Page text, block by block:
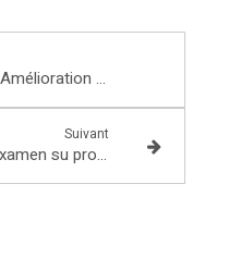
#Pollution de l'air - Amélioration des études
Suivant
#Loi Anti-Gaspi - Fin de l'examen su projet de lit